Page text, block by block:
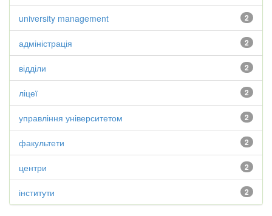
2
university management
2
адміністрація
2
відділи
2
ліцеї
2
управління університетом
2
факультети
2
центри
2
інститути